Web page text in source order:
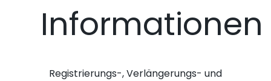
Informationen
Registrierungs-, Verlängerungs- und